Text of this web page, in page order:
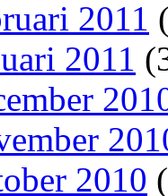
2011
2011
2010